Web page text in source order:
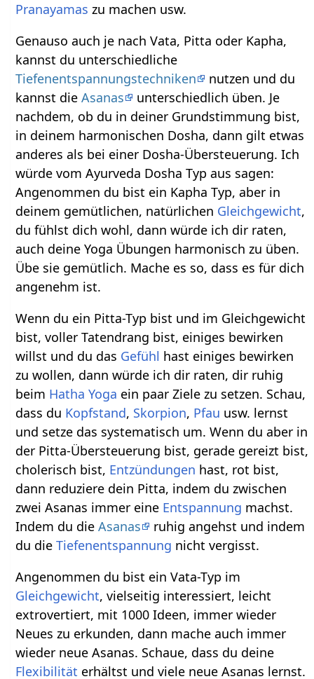
Pranayamas zu machen usw.
Genauso auch je nach Vata, Pitta oder Kapha,
kannst du unterschiedliche
Tiefenentspannungstechniken
nutzen und du
kannst dieAsanas
unterschiedlich üben. Je
nachdem, ob du in deiner Grundstimmung bist,
in deinem harmonischen Dosha, dann gilt etwas
anderes als bei einer Dosha-Übersteuerung. Ich
würde vom Ayurveda Dosha Typ aus sagen:
Angenommen du bist ein Kapha Typ, aber in
deinem gemütlichen, natürlichen Gleichgewicht,
du fühlst dich wohl, dann würde ich dir raten,
auch deine Yoga Übungen harmonisch zu üben.
Übe sie gemütlich. Mache es so, dass es für dich
angenehm ist.
Wenn du ein Pitta-Typ bist und im Gleichgewicht
bist, voller Tatendrang bist, einiges bewirken
willst und du das Gefühl hast einiges bewirken
zu wollen, dann würde ich dir raten, dir ruhig
beim Hatha Yoga ein paar Ziele zu setzen. Schau,
dass du Kopfstand, Skorpion, Pfau usw. lernst
und setze das systematisch um. Wenn du aber in
der Pitta-Übersteuerung bist, gerade gereizt bist,
cholerisch bist, Entzündungen hast, rot bist,
dann reduziere dein Pitta, indem du zwischen
zwei Asanas immer eine Entspannung machst.
Indem du dieAsanas
ruhig angehst und indem
du dieTiefenentspannung nicht vergisst.
Angenommen du bist ein Vata-Typ im
Gleichgewicht, vielseitig interessiert, leicht
extrovertiert, mit 1000 Ideen, immer wieder
Neues zu erkunden, dann mache auch immer
wieder neue Asanas. Schaue, dass du deine
Flexibilität erhältst und viele neue Asanas lernst.